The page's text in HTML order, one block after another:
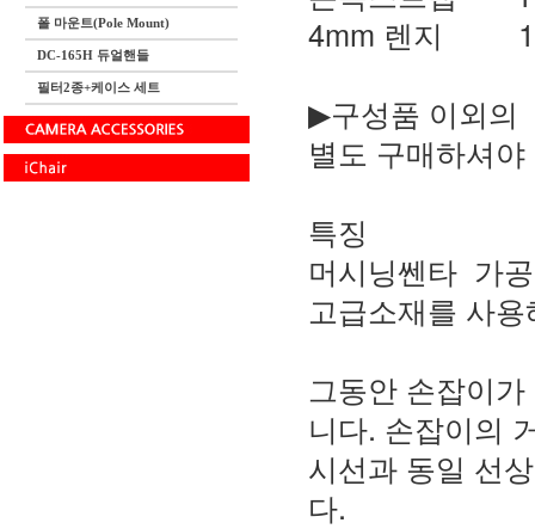
폴 마운트(Pole Mount)
DC-165H 듀얼핸들
필터2종+케이스 세트
4mm 렌지
▶구성품 이외의
별도 구매하셔
특징
머시닝쎈타 가
고급소재를 사
그동안 손잡이
니다. 손잡이의
시선과 동일 선
다.